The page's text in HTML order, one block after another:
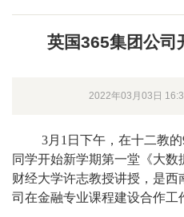
英国365集团公司
2022年03月03日
3月 1 日下午，在十二教的
同学开始新学期第一堂《大
财经大学许志教授讲授，是西
司在金融专业课程建设合作工